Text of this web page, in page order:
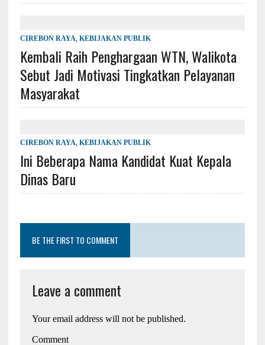
CIREBON RAYA KEBIJAKAN PUBLIK
Kembali Raih Penghargaan WTN, Walikota
Sebut Jadi Motivasi Tingkatkan Pelayanan
Masyarakat
CIREBON RAYA KEBIJAKAN PUBLIK
Ini Beberapa Nama Kandidat Kuat Kepala
Dinas Baru
BE THE FIRST TO COMMENT
Leave a comment
Your email address will not be published.
Comment